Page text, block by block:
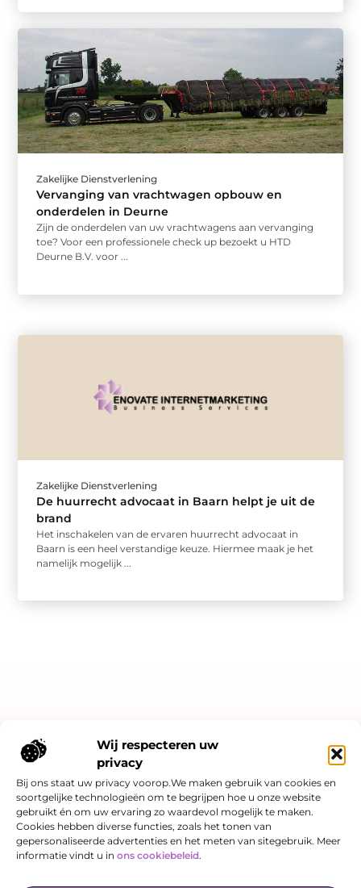
Wij respecteren uw
privacy
Bij ons staat uw privacy voorop.We maken gebruik van cookies en
soortgelijke technologieën om te begrijpen hoe u onze website
gebruikt én om uw ervaring zo waardevol mogelijk te maken.
Cookies hebben diverse functies, zoals het tonen van
gepersonaliseerde advertenties en het meten van sitegebruik. Meer
informatie vindt u in ons cookiebeleid.
Zakelijke Dienstverlening
Vervanging van vrachtwagen opbouw en
onderdelen in Deurne
Zijn de onderdelen van uw vrachtwagens aan vervanging
toe? Voor een professionele check up bezoekt u HTD
Deurne B.V. voor ...
Zakelijke Dienstverlening
De huurrecht advocaat in Baarn helpt je uit de
brand
Het inschakelen van de ervaren huurrecht advocaat in
Baarn is een heel verstandige keuze. Hiermee maak je het
namelijk mogelijk ...
Onze informatie